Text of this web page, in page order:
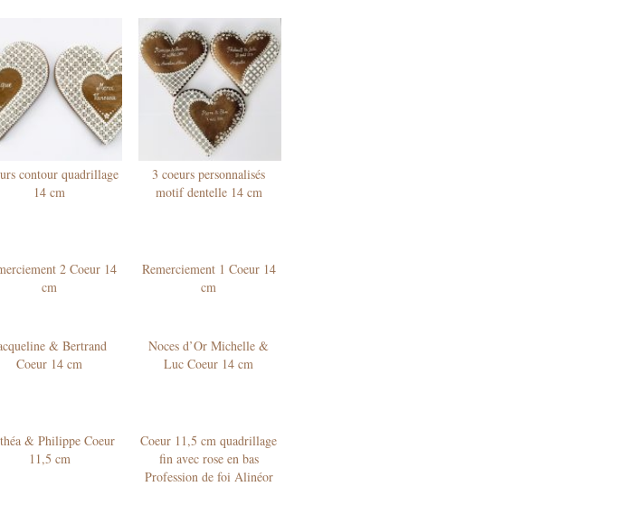
contour quadrillage
14 cm
3 coeurs personnalisés
motif dentelle 14 cm
2 Coeur 14
cm
Remerciement 1 Coeur 14
cm
& Bertrand
Coeur 14 cm
Noces d’Or Michelle &
Luc Coeur 14 cm
& Philippe Coeur
11,5 cm
Coeur 11,5 cm quadrillage
fin avec rose en bas
Profession de foi Alinéor